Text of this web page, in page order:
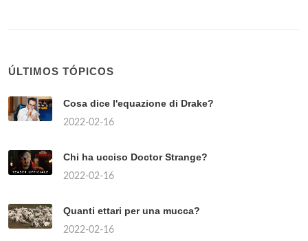
ÚLTIMOS TÓPICOS
Cosa dice l'equazione di Drake?
2022-02-16
Chi ha ucciso Doctor Strange?
2022-02-16
Quanti ettari per una mucca?
2022-02-16